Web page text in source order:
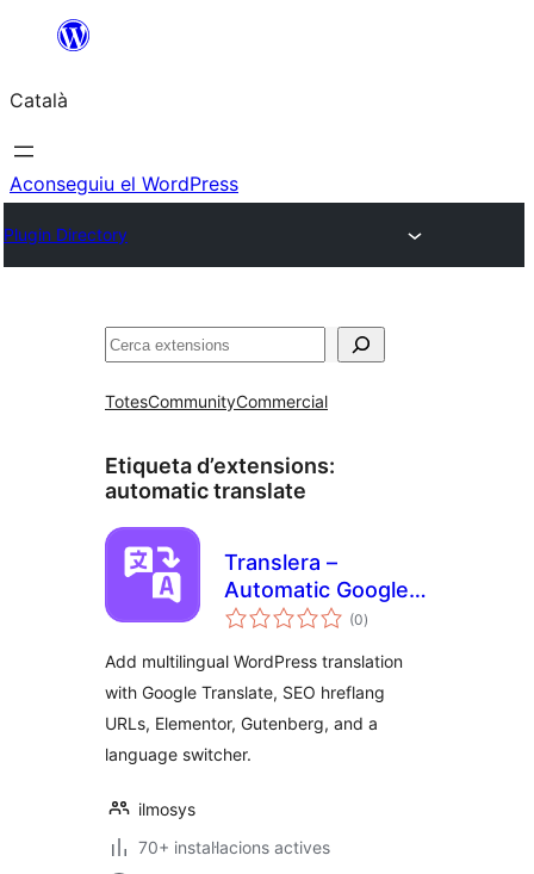
contingut
Català
Aconseguiu el WordPress
Plugin Directory
Cerca
TotesCommunityCommercial
Etiqueta d’extensions:
automatic translate
Translera –
Automatic Google
Translate for
Websites
(0puntuacions
totals
)
Add multilingual WordPress translation
with Google Translate, SEO hreflang
URLs, Elementor, Gutenberg, and a
language switcher.
ilmosys
70+ instal·lacions actives